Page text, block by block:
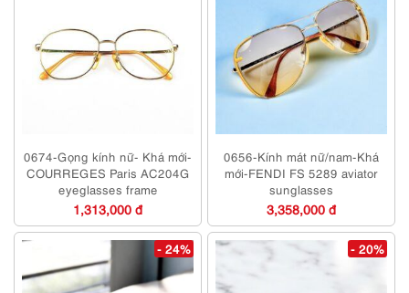
0674-Gọng kính nữ- Khá mới-
COURREGES Paris AC204G
eyeglasses frame
1,313,000 đ
0656-Kính mát nữ/nam-Khá
mới-FENDI FS 5289 aviator
sunglasses
3,358,000 đ
- 24% - 20%